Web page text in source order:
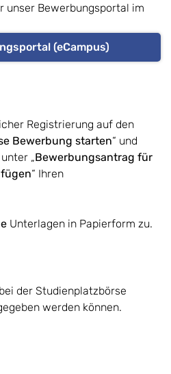
unser Bewerbungsportal im
(eCampus)
Registrierung auf den
Bewerbung starten“ und
„Bewerbungsantrag für
“ Ihren
Unterlagen in Papierform zu.
der Studienplatzbörse
werden können.